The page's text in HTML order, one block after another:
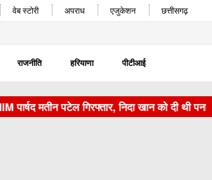
वेब स्टोरी अपराध एजुकेशन छत्तीसगढ़
राजनीति हरियाणा पीटीआई
मतीन पटेल गिरफ्तार, निदा खान को दी थी पनाह |